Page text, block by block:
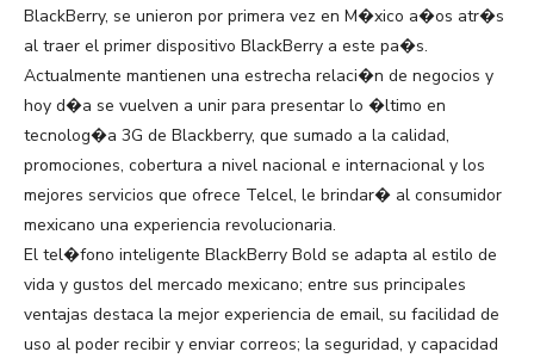
BlackBerry, se unieron por primera vez en M�xico a�os atr�s
al traer el primer dispositivo BlackBerry a este pa�s.
Actualmente mantienen una estrecha relaci�n de negocios y
hoy d�a se vuelven a unir para presentar lo �ltimo en
tecnolog�a 3G de Blackberry, que sumado a la calidad,
promociones, cobertura a nivel nacional e internacional y los
mejores servicios que ofrece Telcel, le brindar� al consumidor
mexicano una experiencia revolucionaria.
El tel�fono inteligente BlackBerry Bold se adapta al estilo de
vida y gustos del mercado mexicano; entre sus principales
ventajas destaca la mejor experiencia de email, su facilidad de
uso al poder recibir y enviar correos; la seguridad, y capacidad